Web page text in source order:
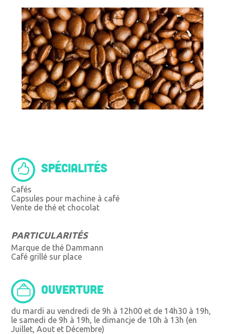
SPÉCIALITÉS
Cafés
Capsules pour machine à café
Vente de thé et chocolat
PARTICULARITÉS
Marque de thé Dammann
Café grillé sur place
OUVERTURE
du mardi au vendredi de 9h à 12h00 et de 14h30 à 19h,
le samedi de 9h à 19h, le dimancje de 10h à 13h (en
Juillet, Aout et Décembre)